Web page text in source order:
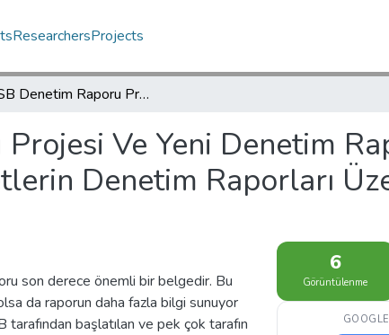
ResearchersProjects
IAASB Denetim Raporu Projesi Ve Yeni Denetim Raporu: Borsa İstanbul’da İşlem Gören Şirketlerin Denetim Raporları Üzerine Bir Araştırma
Ve Yeni Denetim
Denetim Raporları
son derece önemli bir belgedir. Bu
da raporun daha fazla bilgi sunuyor
başlatılan ve pek çok tarafın
6
Görüntülenme